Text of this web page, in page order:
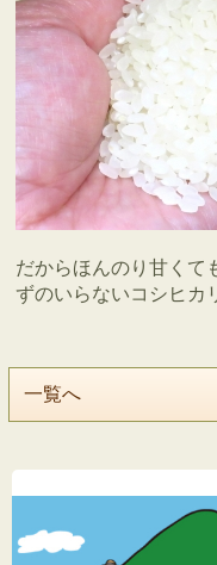
だからほんのり甘くて
ずのいらないコシヒカ
一覧へ